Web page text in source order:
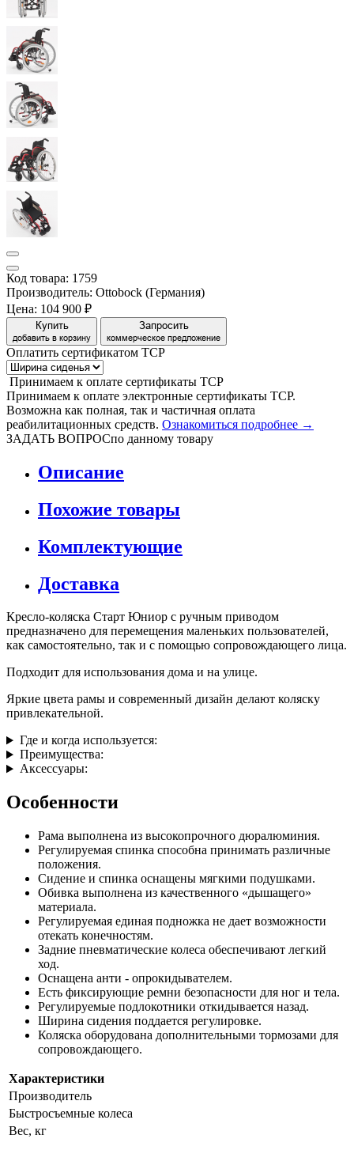
Код товара: 1759
Производитель: Ottobock (Германия)
Цена: 104 900 ₽
Купить
добавить в корзину
Запросить
коммерческое предложение
Оплатить сертификатом ТСР
Принимаем к оплате сертификаты ТСР
Принимаем к оплате электронные сертификаты ТСР.
Возможна как полная, так и частичная оплата
реабилитационных средств. Ознакомиться подробнее →
ЗАДАТЬ ВОПРОСпо данному товару
Описание
Похожие товары
Комплектующие
Доставка
Кресло-коляска Старт Юниор с ручным приводом
предназначено для перемещения маленьких пользователей,
как самостоятельно, так и с помощью сопровождающего лица.
Подходит для использования дома и на улице.
Яркие цвета рамы и современный дизайн делают коляску
привлекательной.
Где и когда используется:
Преимущества:
Аксессуары:
Особенности
Рама выполнена из высокопрочного дюралюминия.
Регулируемая спинка способна принимать различные
положения.
Сидение и спинка оснащены мягкими подушками.
Обивка выполнена из качественного «дышащего»
материала.
Регулируемая единая подножка не дает возможности
отекать конечностям.
Задние пневматические колеса обеспечивают легкий
ход.
Оснащена анти - опрокидывателем.
Есть фиксирующие ремни безопасности для ног и тела.
Регулируемые подлокотники откидывается назад.
Ширина сидения поддается регулировке.
Коляска оборудована дополнительными тормозами для
сопровождающего.
Характеристики
Производитель
Быстросъемные колеса
Вес, кг